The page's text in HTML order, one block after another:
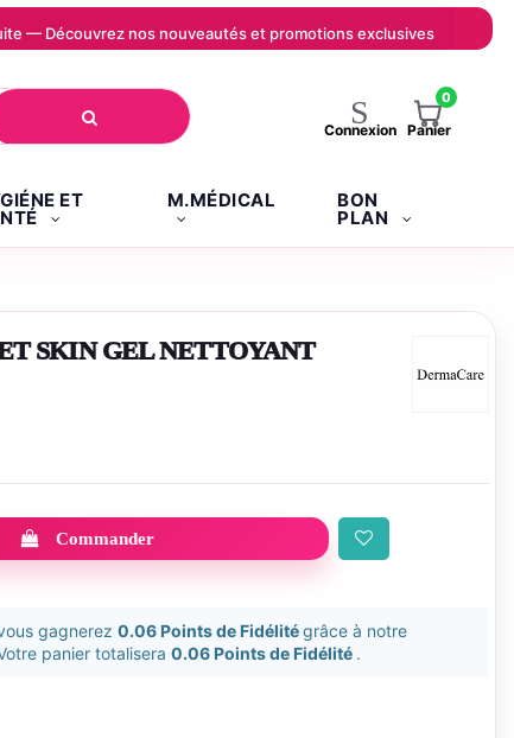
— Découvrez nos nouveautés et promotions exclusives
Connexion
0
Panier
ET M.MÉDICAL BON
PLAN
SKIN GEL NETTOYANT
Commander
gagnerez 0.06 Points de Fidélitégrâce à notre
panier totalisera 0.06 Points de Fidélité .